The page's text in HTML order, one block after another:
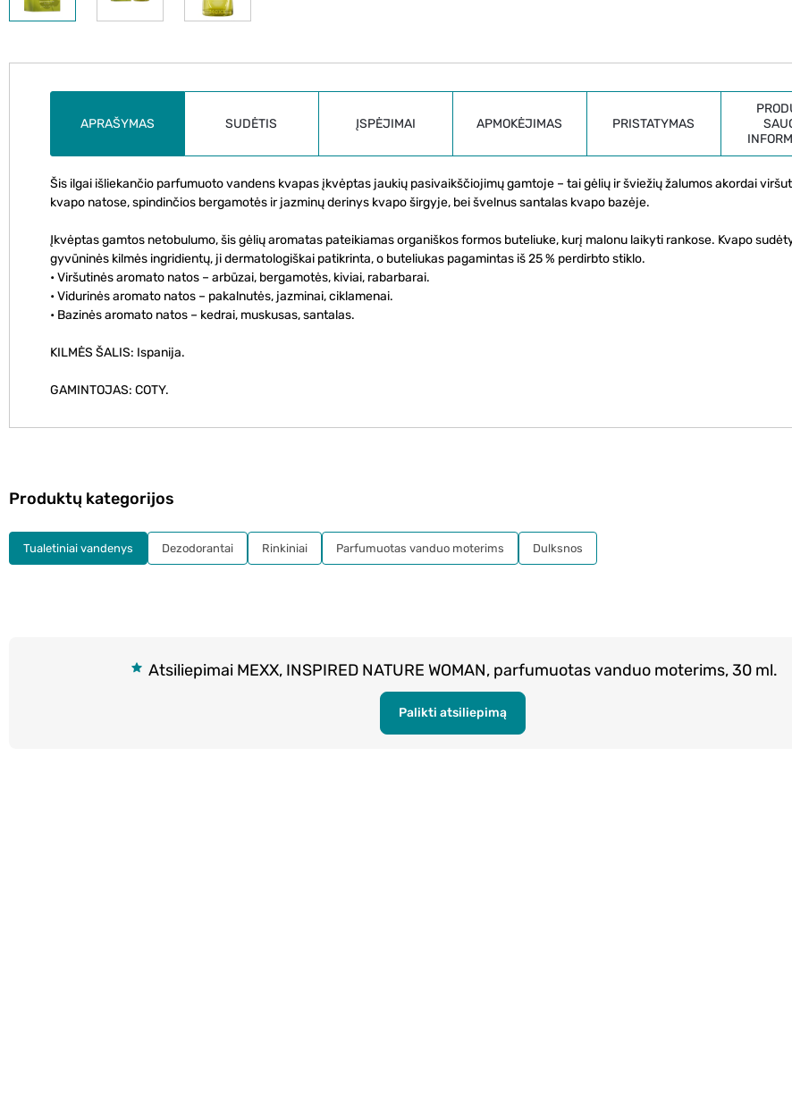
APRAŠYMAS SUDĖTIS ĮSPĖJIMAI APMOKĖJIMAS PRISTATYMAS
Šis ilgai išliekančio parfumuoto vandens kvapas įkvėptas jaukių pasivaikščiojimų gamtoje – tai gėlių ir šviežių žalumos akordai
kvapo natose, spindinčios bergamotės ir jazminų derinys kvapo širgyje, bei švelnus santalas kvapo bazėje.
Įkvėptas gamtos netobulumo, šis gėlių aromatas pateikiamas organiškos formos buteliuke, kurį malonu laikyti rankose. Kvapo
gyvūninės kilmės ingridientų, ji dermatologiškai patikrinta, o buteliukas pagamintas iš 25 % perdirbto stiklo.
• Viršutinės aromato natos – arbūzai, bergamotės, kiviai, rabarbarai.
• Vidurinės aromato natos – pakalnutės, jazminai, ciklamenai.
• Bazinės aromato natos – kedrai, muskusas, santalas.
KILMĖS ŠALIS: Ispanija.
GAMINTOJAS: COTY.
Atsiliepimai MEXX, INSPIRED NATURE WOMAN, parfumuotas vanduo moterims, 30 ml.
Palikti atsiliepimą
Produktų kategorijos
Tualetiniai vandenys Dezodorantai Rinkiniai Parfumuotas vanduo moterims Dulksnos